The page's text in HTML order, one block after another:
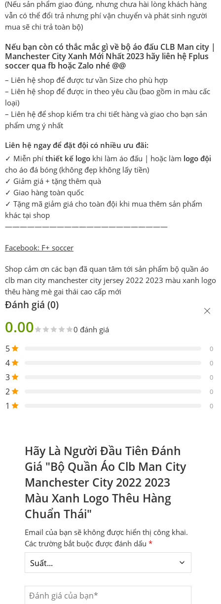
(Nếu sản phẩm giao đúng, nhưng chưa hài lòng khách hàng
vẫn có thể đổi trả nhưng phí vận chuyển và phát sinh người
mua sẽ chi trả toàn bộ)
Nếu bạn còn có thắc mắc gì về bộ áo đấu CLB Man city |
Manchester City Xanh Mới Nhất 2023 hãy liên hệ Fplus
soccer qua fb hoặc Zalo nhé @@
– Liên hệ shop để được tư vần Size cho phù hợp
– Liên hệ shop để được in theo yêu cầu (bao gồm in màu cấc
loại)
– Liên hệ để shop kiểm tra chi tiết hàng và giao cho bạn sản
phẩm ưng ý nhất
Liên hệ ngay để đặt đội có nhiều ưu đãi:
✓ Miễn phí thiết kế logo khi làm áo đấu | hoặc làm logo đội
cho áo đá bóng (không đẹp không lấy tiền)
✓ Giảm giá + tặng thêm quà
✓ Giao hàng toàn quốc
✓ Tặng mã giảm giá cho toàn đội khi mua thêm sản phẩm
khác tại shop
——————————————————————
Facebook: F+ soccer
Shop cảm ơn các bạn đã quan tâm tới sản phẩm bộ quần áo
clb man city manchester city jersey 2022 2023 màu xanh logo
thêu hàng mè gai thái cao cấp mới
Đánh giá (0)
0.00 0 đánh giá
5 0
4 0
3 0
2 0
1 0
Hãy Là Người Đầu Tiên Đánh
Giá "Bộ Quần Áo Clb Man City
Manchester City 2022 2023
Màu Xanh Logo Thêu Hàng
Chuẩn Thái"
Email của bạn sẽ không được hiển thị công khai.
Các trường bắt buộc được đánh dấu *